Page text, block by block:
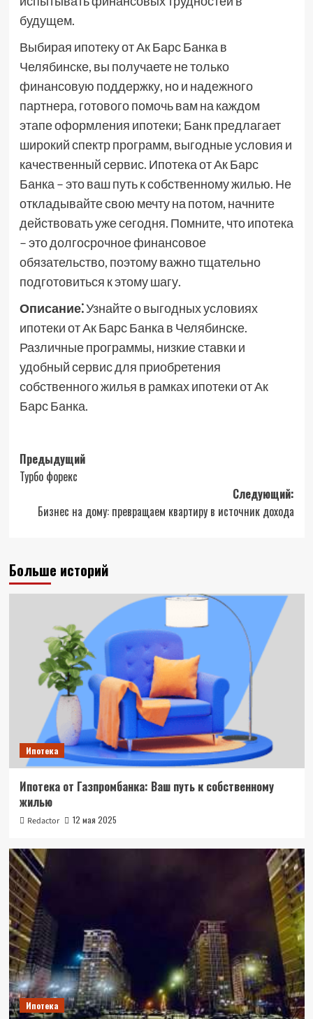
будущем.
Выбирая ипотеку от Ак Барс Банка в
Челябинске, вы получаете не только
финансовую поддержку, но и надежного
партнера, готового помочь вам на каждом
этапе оформления ипотеки; Банк предлагает
широкий спектр программ, выгодные условия и
качественный сервис. Ипотека от Ак Барс
Банка – это ваш путь к собственному жилью. Не
откладывайте свою мечту на потом, начните
действовать уже сегодня. Помните, что ипотека
– это долгосрочное финансовое
обязательство, поэтому важно тщательно
подготовиться к этому шагу.
Описание⁚Узнайте о выгодных условиях
ипотеки от Ак Барс Банка в Челябинске.
Различные программы, низкие ставки и
удобный сервис для приобретения
собственного жилья в рамках ипотеки от Ак
Барс Банка.
Навигация
записи
Предыдущий
Турбо форекс
Следующий:
Бизнес на дому: превращаем квартиру в источник дохода
Больше историй
Ипотека
Ипотека от Газпромбанка: Ваш путь к собственному
жилью
Redactor 12 мая 2025
Ипотека